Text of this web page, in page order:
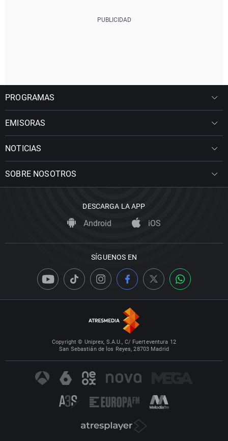
PROGRAMAS
EMISORAS
NOTICIAS
SOBRE NOSOTROS
DESCARGA LA APP
Android iOS
SÍGUENOS EN
Copyright © Uniprex, S.A.U., C/ Fuerteventura 12
San Sebastián de los Reyes, 28703 Madrid